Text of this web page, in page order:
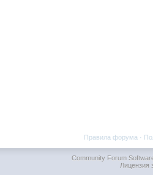
Правила форума ·
Community Forum
Лицензия